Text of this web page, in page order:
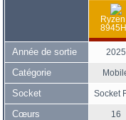
Année de sortie 2025
Catégorie
Socket Socket
Cœurs 16